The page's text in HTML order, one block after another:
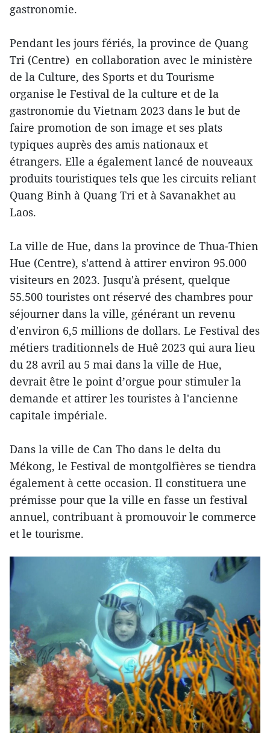
gastronomie.
Pendant les jours fériés, la province de Quang
Tri (Centre) en collaboration avec le ministère
de la Culture, des Sports et du Tourisme
organise le Festival de la culture et de la
gastronomie du Vietnam 2023 dans le but de
faire promotion de son image et ses plats
typiques auprès des amis nationaux et
étrangers. Elle a également lancé de nouveaux
produits touristiques tels que les circuits reliant
Quang Binh à Quang Tri et à Savanakhet au
Laos.
La ville de Hue, dans la province de Thua-Thien
Hue (Centre), s'attend à attirer environ 95.000
visiteurs en 2023. Jusqu'à présent, quelque
55.500 touristes ont réservé des chambres pour
séjourner dans la ville, générant un revenu
d'environ 6,5 millions de dollars. Le Festival des
métiers traditionnels de Huê 2023 qui aura lieu
du 28 avril au 5 mai dans la ville de Hue,
devrait être le point d’orgue pour stimuler la
demande et attirer les touristes à l'ancienne
capitale impériale.
Dans la ville de Can Tho dans le delta du
Mékong, le Festival de montgolfières se tiendra
également à cette occasion. Il constituera une
prémisse pour que la ville en fasse un festival
annuel, contribuant à promouvoir le commerce
et le tourisme.